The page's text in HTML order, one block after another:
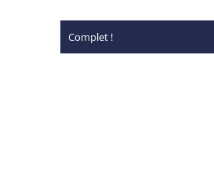
Complet !